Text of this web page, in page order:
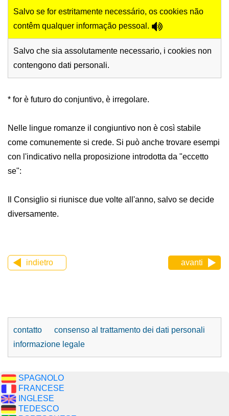
Salvo se for estritamente necessário, os cookies não
contêm qualquer informação pessoal.
Salvo che sia assolutamente necessario, i cookies non
contengono dati personali.
* for è futuro do conjuntivo, è irregolare.
Nelle lingue romanze il congiuntivo non è così stabile
come comunemente si crede. Si può anche trovare esempi
con l'indicativo nella proposizione introdotta da "eccetto
se":
Il Consiglio si riunisce due volte all'anno, salvo se decide
diversamente.
indietro avanti
contatto
consenso al trattamento dei dati personali
informazione legale
SPAGNOLO
FRANCESE
INGLESE
TEDESCO